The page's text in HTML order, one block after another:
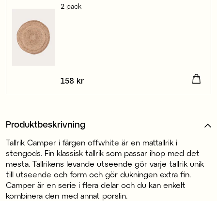
2-pack
Pris :158 kr
158 kr
Produktbeskrivning
Tallrik Camper i färgen offwhite är en mattallrik i
stengods. Fin klassisk tallrik som passar ihop med det
mesta. Tallrikens levande utseende gör varje tallrik unik
till utseende och form och gör dukningen extra fin.
Camper är en serie i flera delar och du kan enkelt
kombinera den med annat porslin.